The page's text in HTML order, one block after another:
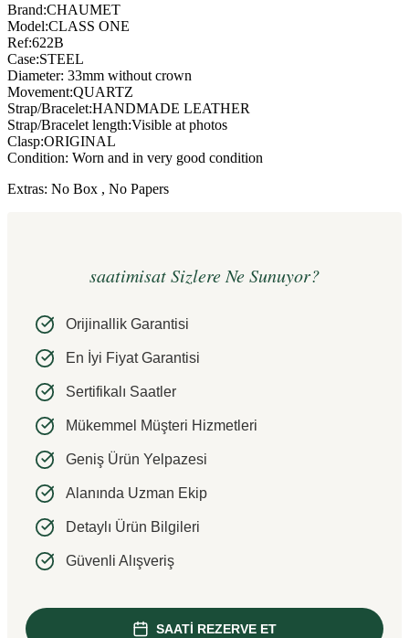
Brand:CHAUMET
Model:CLASS ONE
Ref:622B
Case:STEEL
Diameter: 33mm without crown
Movement:QUARTZ
Strap/Bracelet:HANDMADE LEATHER
Strap/Bracelet length:Visible at photos
Clasp:ORIGINAL
Condition: Worn and in very good condition
Extras: No Box , No Papers
saatimisat Sizlere Ne Sunuyor?
Orijinallik Garantisi
En İyi Fiyat Garantisi
Sertifikalı Saatler
Mükemmel Müşteri Hizmetleri
Geniş Ürün Yelpazesi
Alanında Uzman Ekip
Detaylı Ürün Bilgileri
Güvenli Alışveriş
SAATİ REZERVE ET